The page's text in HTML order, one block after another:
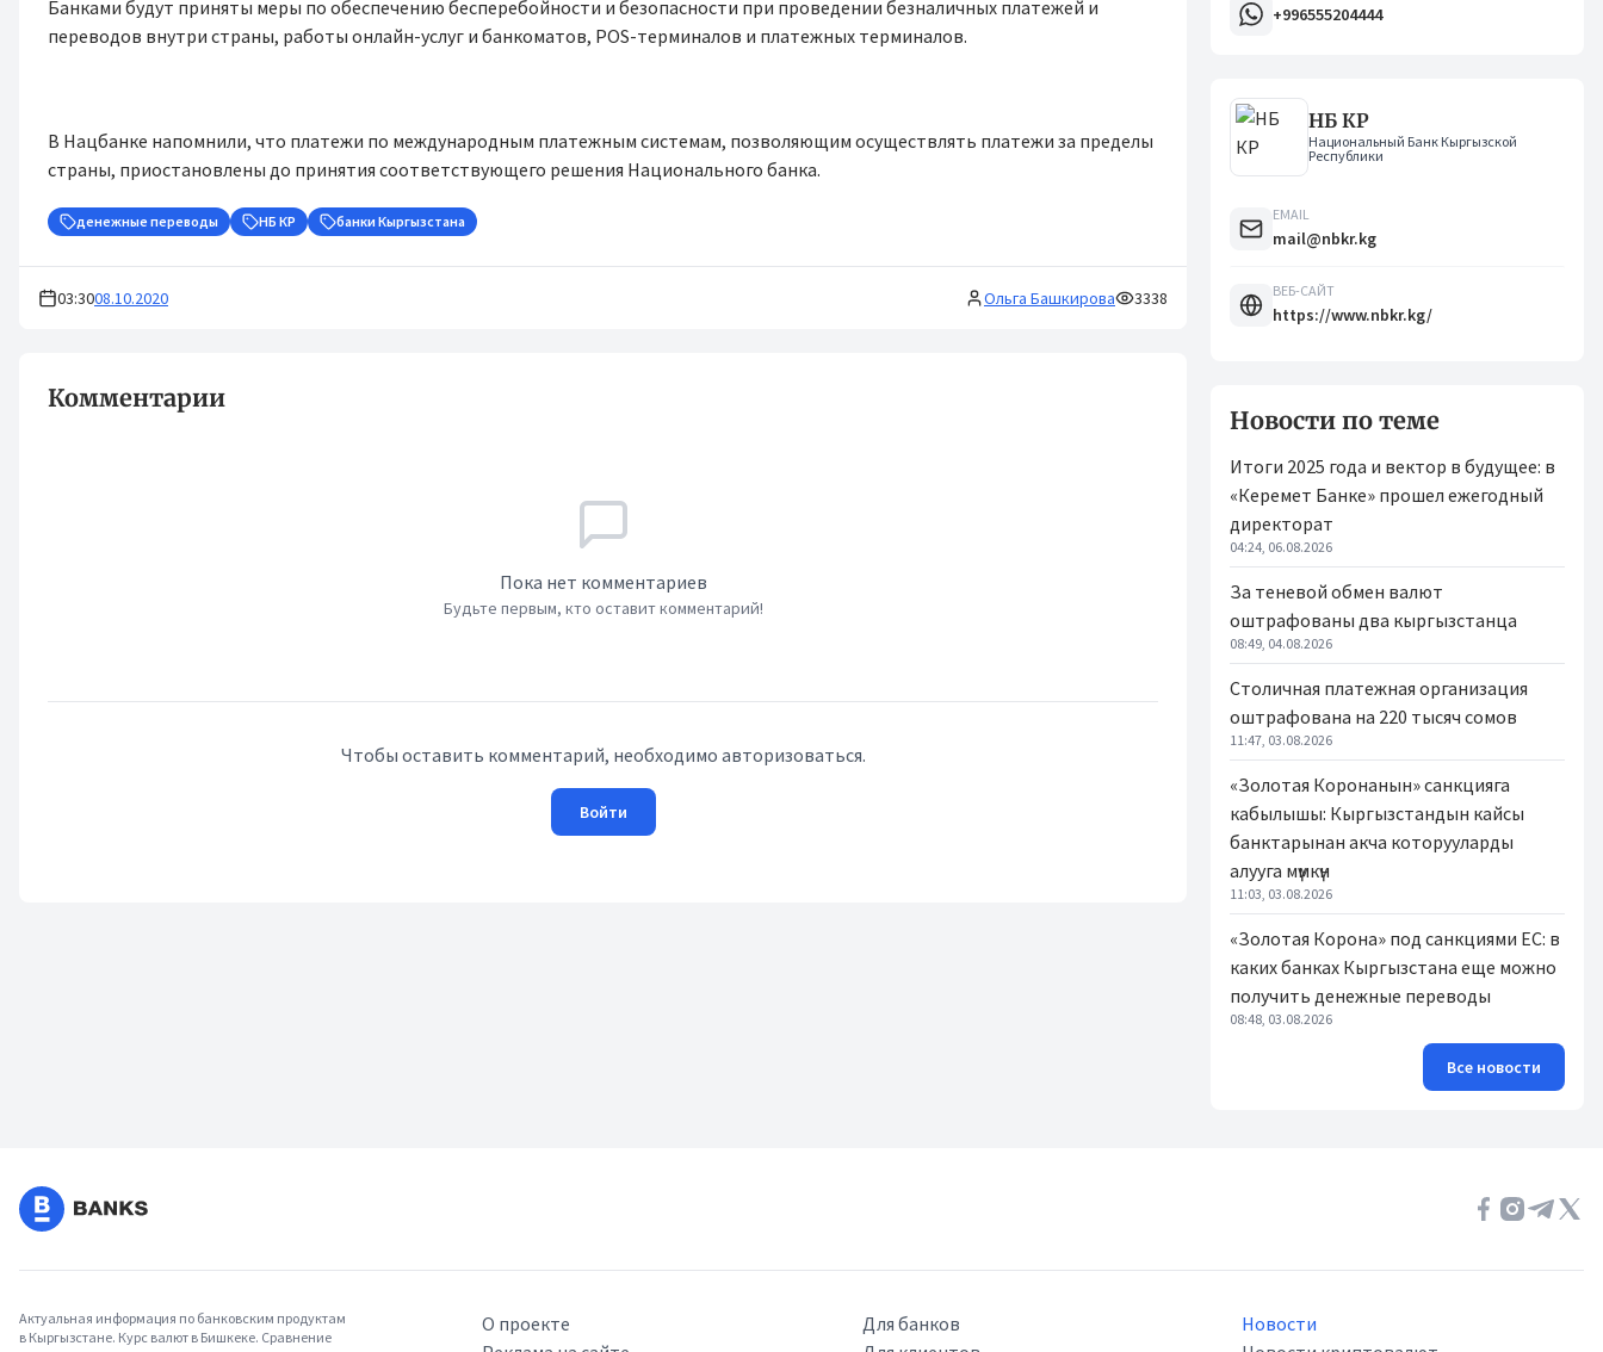
Банками будут приняты меры по обеспечению бесперебойности и безопасности при проведении безналичных платежей и
переводов внутри страны, работы онлайн-услуг и банкоматов, POS-терминалов и платежных терминалов.
В Нацбанке напомнили, что платежи по международным платежным системам, позволяющим осуществлять платежи за пределы
страны, приостановлены до принятия соответствующего решения Национального банка.
денежные переводы НБ КР банки Кыргызстана
03:3008.10.2020 Ольга Башкирова 3338
Комментарии
Пока нет комментариев
Будьте первым, кто оставит комментарий!
Чтобы оставить комментарий, необходимо авторизоваться.
Войти
+996555204444
НБ КР
Национальный Банк Кыргызской
Республики
EMAIL
mail@nbkr.kg
ВЕБ-САЙТ
https://www.nbkr.kg/
Новости по теме
Итоги 2025 года и вектор в будущее: в
«Керемет Банке» прошел ежегодный
директорат
04:24, 06.08.2026
За теневой обмен валют
оштрафованы два кыргызстанца
08:49, 04.08.2026
Столичная платежная организация
оштрафована на 220 тысяч сомов
11:47, 03.08.2026
«Золотая Коронанын» санкцияга
кабылышы: Кыргызстандын кайсы
банктарынан акча которууларды
алууга мүмкүн
11:03, 03.08.2026
«Золотая Корона» под санкциями ЕС: в
каких банках Кыргызстана еще можно
получить денежные переводы
08:48, 03.08.2026
Все новости
Актуальная информация по банковским продуктам
в Кыргызстане. Курс валют в Бишкеке. Сравнение
О проекте
Для банков
Новости